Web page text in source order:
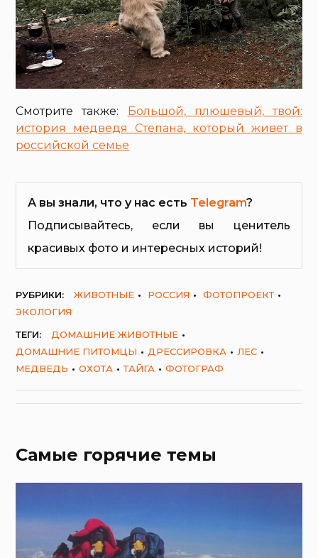
Смотрите также: Большой, плюшевый, твой:
история медведя Степана, который живет в
российской семье
А вы знали, что у нас есть Telegram?
Подписывайтесь, если вы ценитель
красивых фото и интересных историй!
РУБРИКИ: ЖИВОТНЫЕ РОССИЯ
ФОТОПРОЕКТ
ЭКОЛОГИЯ
ТЕГИ:
ДОМАШНИЕ ЖИВОТНЫЕ
ДОМАШНИЕ ПИТОМЦЫ
ДРЕССИРОВКА
ЛЕС
МЕДВЕДЬ
ОХОТА ТАЙГА ФОТОГРАФ
Самые горячие темы